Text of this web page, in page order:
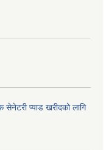
सेनेटरी प्याड खरीदको लागि